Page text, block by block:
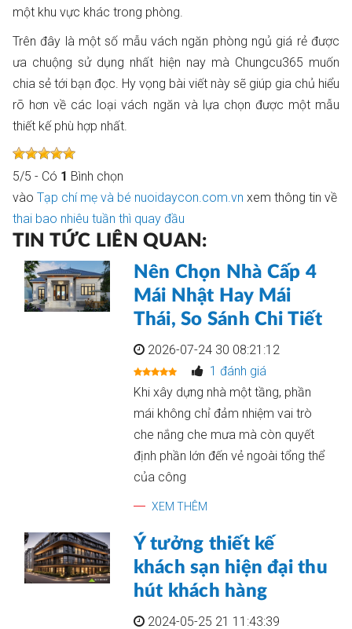
một khu vực khác trong phòng.
Trên đây là một số mẫu vách ngăn phòng ngủ giá rẻ được
ưa chuộng sử dụng nhất hiện nay mà Chungcu365 muốn
chia sẻ tới bạn đọc. Hy vọng bài viết này sẽ giúp gia chủ hiểu
rõ hơn về các loại vách ngăn và lựa chọn được một mẫu
thiết kế phù hợp nhất.
5/5 - Có 1 Bình chọn
vào Tạp chí mẹ và bé nuoidaycon.com.vn xem thông tin về
thai bao nhiêu tuần thì quay đầu
TIN TỨC LIÊN QUAN:
Nên Chọn Nhà Cấp 4
Mái Nhật Hay Mái
Thái, So Sánh Chi Tiết
2026-07-24 30 08:21:12
1 đánh giá
Khi xây dựng nhà một tầng, phần
mái không chỉ đảm nhiệm vai trò
che nắng che mưa mà còn quyết
định phần lớn đến vẻ ngoài tổng thể
của công
XEM THÊM
Ý tưởng thiết kế
khách sạn hiện đại thu
hút khách hàng
2024-05-25 21 11:43:39